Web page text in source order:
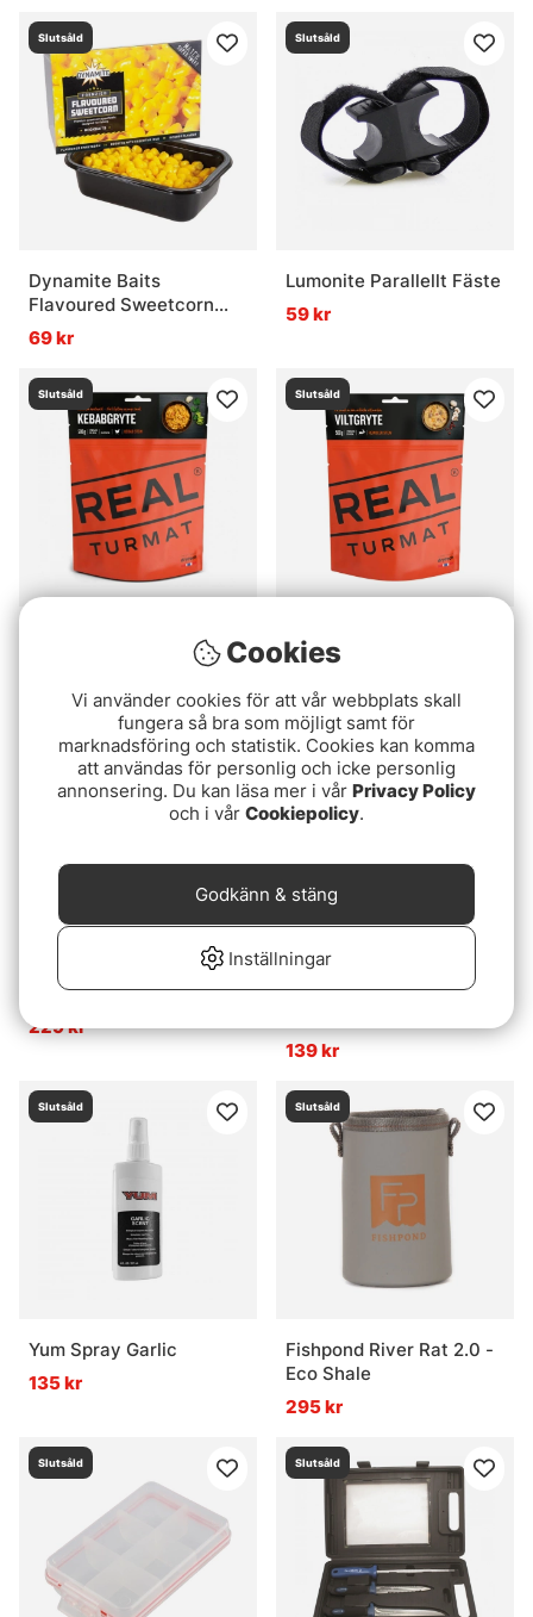
Slutsåld
Dynamite Baits
Flavoured Sweetcorn
Sweet Yellow 200g
69 kr
Slutsåld
Lumonite Parallellt Fäste
59 kr
Slutsåld
Real Turmat Kebab Stew
Slutsåld
Real Turmat Reindeer
Stew
139 kr
Slutsåld
Coghlans Sierra Saw
229 kr
Slutsåld
Plano 3600 Prolatch
139 kr
Slutsåld
Yum Spray Garlic
135 kr
Slutsåld
Fishpond River Rat 2.0 -
Eco Shale
295 kr
Slutsåld Slutsåld
Cookies
Vi använder cookies för att vår webbplats skall
fungera så bra som möjligt samt för
marknadsföring och statistik. Cookies kan komma
att användas för personlig och icke personlig
annonsering. Du kan läsa mer i vår Privacy Policy
och i vår Cookiepolicy.
Inställningar
Godkänn & stäng